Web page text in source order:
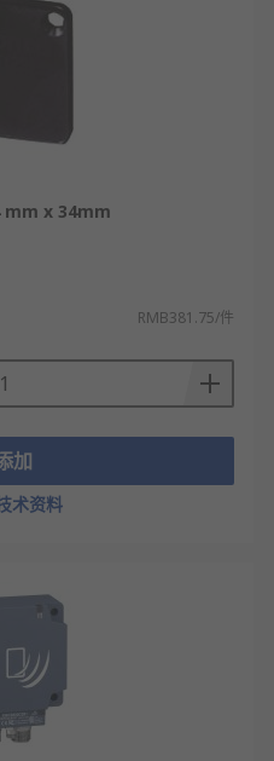
mm x 34mm
RMB381.75/件
加
术资料